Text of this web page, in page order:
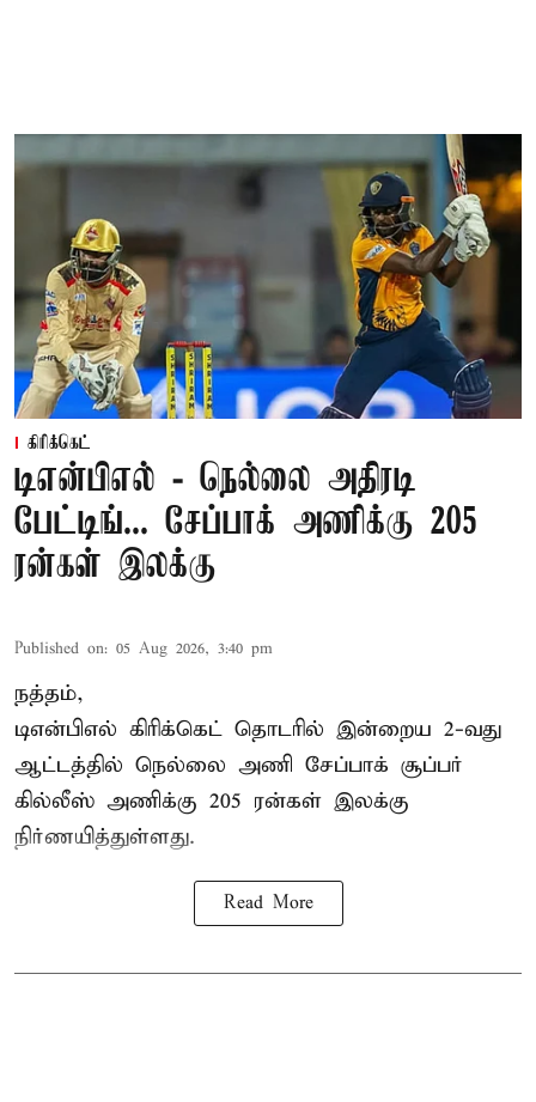
கிரிக்கெட்
டிஎன்பிஎல் - நெல்லை அதிரடி
பேட்டிங்... சேப்பாக் அணிக்கு 205
ரன்கள் இலக்கு
Published on: 05 Aug 2026, 3:40 pm
நத்தம்,
டிஎன்பிஎல் கிரிக்கெட் தொடரில் இன்றைய 2-வது
ஆட்டத்தில் நெல்லை அணி சேப்பாக் சூப்பர்
கில்லீஸ் அணிக்கு 205 ரன்கள் இலக்கு
நிர்ணயித்துள்ளது.
Read More